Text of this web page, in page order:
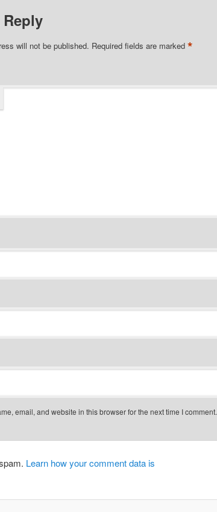
Reply
will not be published. Required fields are marked *
email, and website in this browser for the next time I comment.
Learn how your comment data is